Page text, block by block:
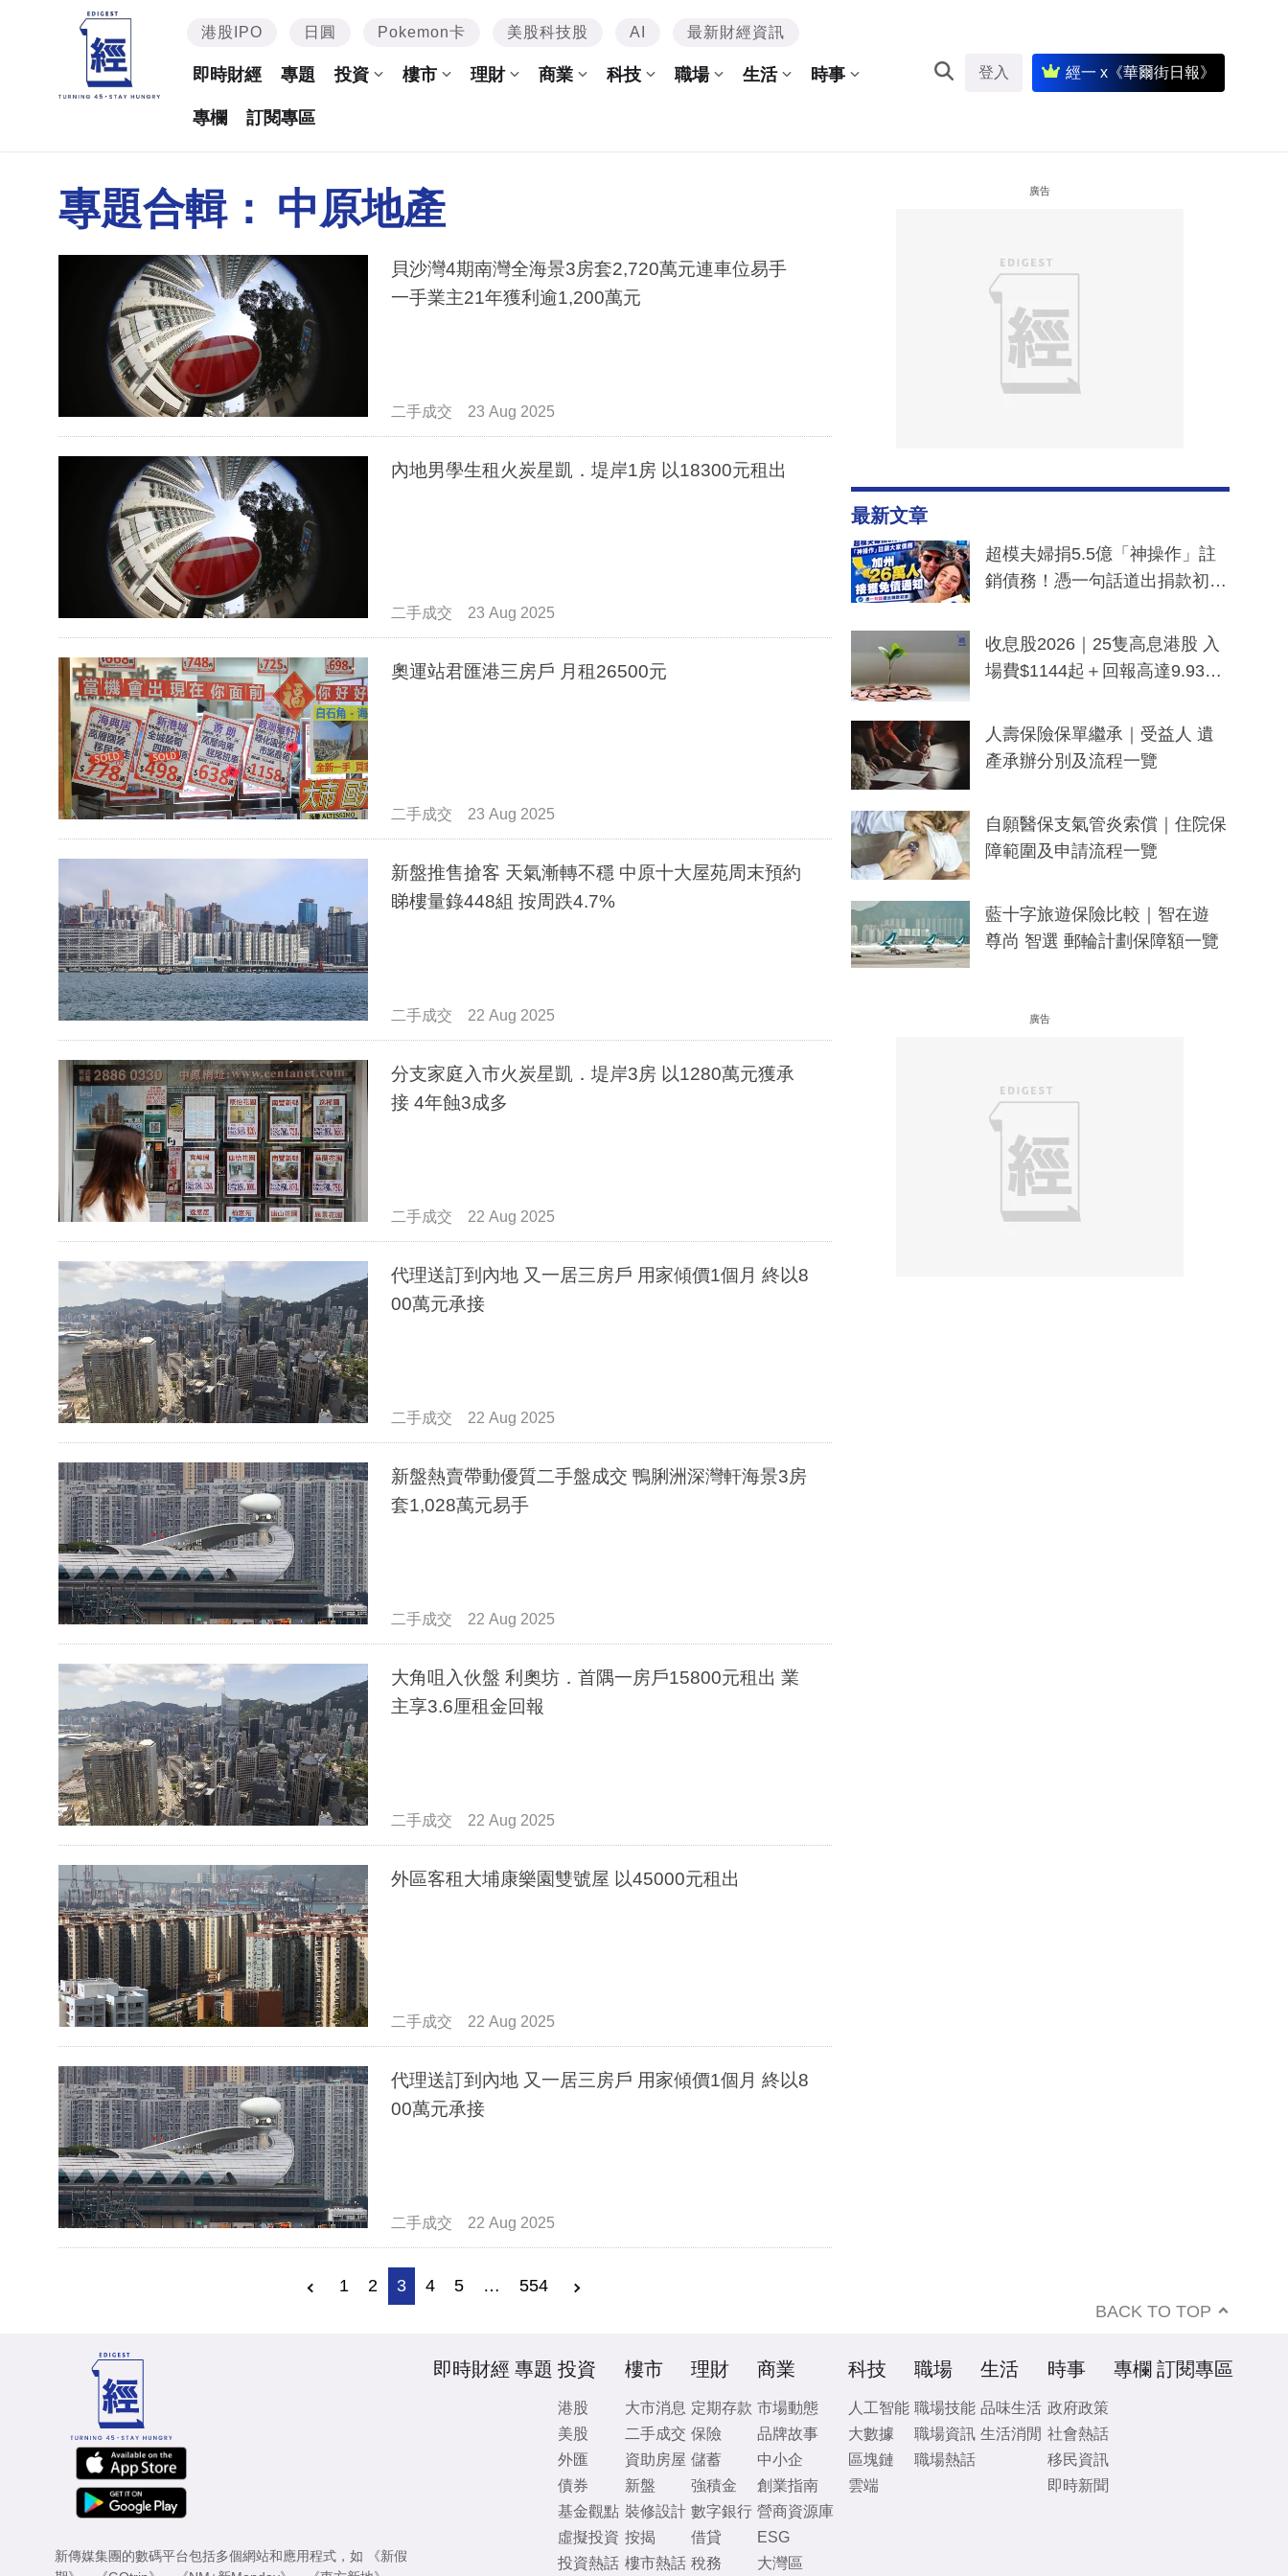
港股IPO 日圓 Pokemon卡 美股科技股 AI 最新財經資訊
即時財經 專題 投資 樓市 理財 商業 科技 職場 生活 時事
專欄 訂閱專區
登入 經一 x《華爾街日報》
專題合輯： 中原地產
貝沙灣4期南灣全海景3房套2,720萬元連車位易手
一手業主21年獲利逾1,200萬元
二手成交 23 Aug 2025
內地男學生租火炭星凱．堤岸1房 以18300元租出
二手成交 23 Aug 2025
奧運站君匯港三房戶 月租26500元
二手成交 23 Aug 2025
新盤推售搶客 天氣漸轉不穩 中原十大屋苑周末預約
睇樓量錄448組 按周跌4.7%
二手成交 22 Aug 2025
分支家庭入市火炭星凱．堤岸3房 以1280萬元獲承
接 4年蝕3成多
二手成交 22 Aug 2025
代理送訂到內地 又一居三房戶 用家傾價1個月 終以8
00萬元承接
二手成交 22 Aug 2025
新盤熱賣帶動優質二手盤成交 鴨脷洲深灣軒海景3房
套1,028萬元易手
二手成交 22 Aug 2025
大角咀入伙盤 利奧坊．首隅一房戶15800元租出 業
主享3.6厘租金回報
二手成交 22 Aug 2025
外區客租大埔康樂園雙號屋 以45000元租出
二手成交 22 Aug 2025
代理送訂到內地 又一居三房戶 用家傾價1個月 終以8
00萬元承接
二手成交 22 Aug 2025
1 2 3 4 5 … 554
廣告
最新文章
超模夫婦捐5.5億「神操作」註
銷債務！憑一句話道出捐款初
一度被誤當詐騙手段
收息股2026｜25隻高息港股 入
場費$1144起＋回報高達9.93
人壽保險保單繼承｜受益人 遺
產承辦分別及流程一覽
自願醫保支氣管炎索償｜住院保
障範圍及申請流程一覽
藍十字旅遊保險比較｜智在遊
尊尚 智選 郵輪計劃保障額一覽
廣告
BACK TO TOP
新傳媒集團的數碼平台包括多個網站和應用程式，如
《新假
即時財經 專題 投資
港股
美股
外匯
債券
基金觀點
虛擬投資
投資熱話
樓市
大市消息
二手成交
資助房屋
新盤
裝修設計
按揭
樓市熱話
理財
定期存款
保險
儲蓄
強積金
數字銀行
借貸
稅務
商業
市場動態
品牌故事
中小企
創業指南
營商資源庫
ESG
大灣區
科技
人工智能
大數據
區塊鏈
雲端
職場
職場技能
職場資訊
職場熱話
生活
品味生活
生活消閒
時事
政府政策
社會熱話
移民資訊
即時新聞
專欄 訂閱專區